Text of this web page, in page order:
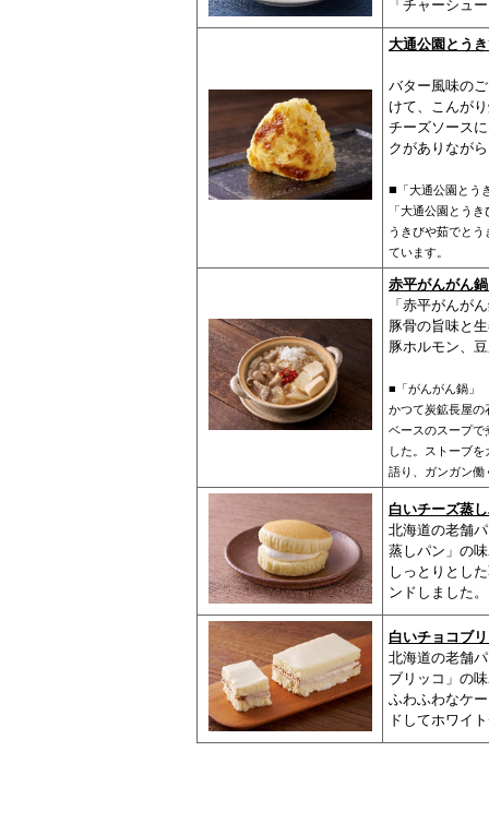
「チャーシュ
大通公園とう
バター風味の
けて、こんが
チーズソース
クがありなが
■ 「大通公園とう
「大通公園とう
うきびや茹でと
ています。
赤平がんがん
「赤平がんが
豚骨の旨味と
豚ホルモン、
■「がんがん鍋」
かつて炭鉱長屋の
ベースのスープで
した。ストーブ
語り、ガンガン働
白いチーズ蒸
北海道の老舗
蒸しパン」の
しっとりとし
ンドしました。
白いチョコブ
北海道の老舗
ブリッコ」の
ふわふわなケ
ドしてホワイ